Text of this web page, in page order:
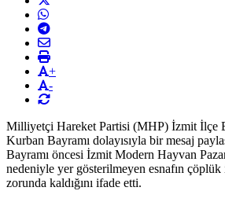
+
-
Milliyetçi Hareket Partisi (MHP) İzmit İlçe
Kurban Bayramı dolayısıyla bir mesaj
Bayramı öncesi İzmit Modern Hayvan
nedeniyle yer gösterilmeyen esnafın çöplük
zorunda kaldığını ifade etti.